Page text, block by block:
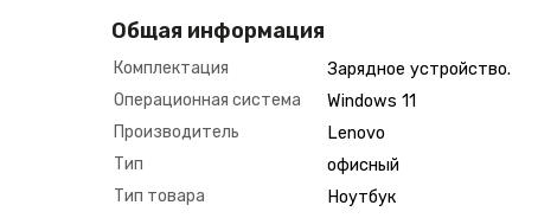
Общая информация
Комплектация
Зарядное устройство.
Операционная система
Windows 11
Производитель
Lenovo
Тип
офисный
Тип товара
Ноутбук